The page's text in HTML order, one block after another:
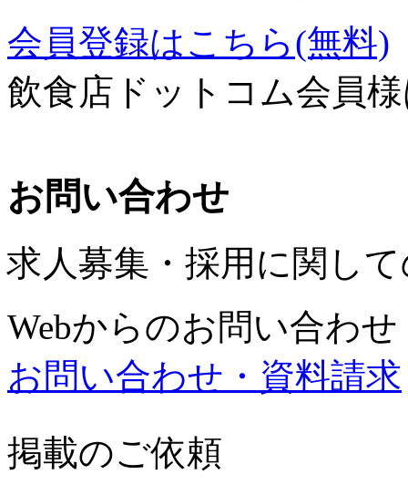
会員登録はこちら(無料)
飲食店ドットコム会員
お問い合わせ
求人募集・採用に関し
Webからのお問い合わせ
お問い合わせ・資料請求
掲載のご依頼